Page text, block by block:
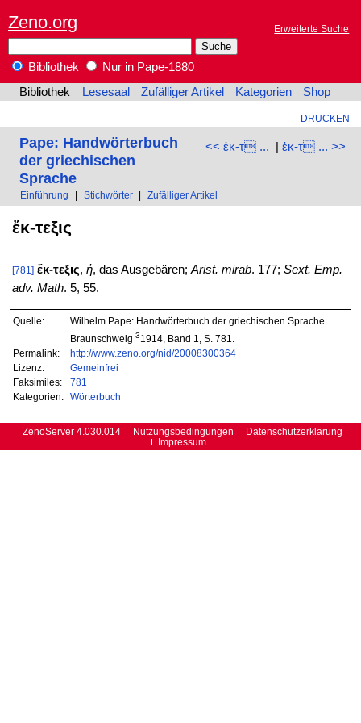
Zeno.org Erweiterte Suche
Bibliothek
Nur in Pape-1880
Bibliothek
Lesesaal Zufälliger Artikel Kategorien Shop
DRUCKEN
<< ἐκ-τ ... | ἐκ-τ ... >>
Pape: Handwörterbuch
der griechischen
Sprache
Einführung Stichwörter Zufälliger Artikel
ἔκ-τεξις
[781] ἔκ-τεξις, ἡ, das Ausgebären;Arist. mirab. 177; Sext. Emp.
adv. Math. 5, 55.
Quelle:
Wilhelm Pape: Handwörterbuch der griechischen Sprache.
Braunschweig 31914, Band 1, S. 781.
Permalink:
http://www.zeno.org/nid/20008300364
Lizenz:
Gemeinfrei
Faksimiles:
781
Kategorien:
Wörterbuch
ZenoServer 4.030.014 Nutzungsbedingungen
Datenschutzerklärung
Impressum